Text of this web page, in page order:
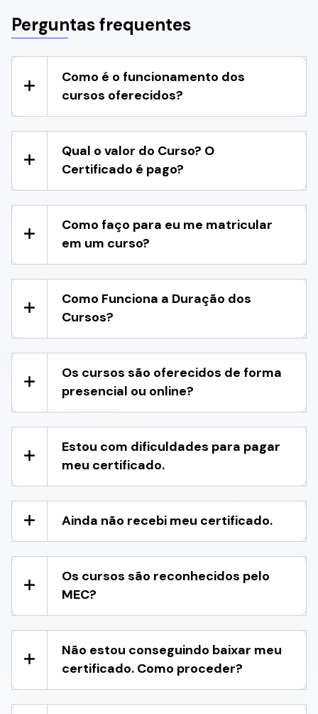
Perguntas frequentes
Como é o funcionamento dos
cursos oferecidos?
Qual o valor do Curso? O
Certificado é pago?
Como faço para eu me matricular
em um curso?
Como Funciona a Duração dos
Cursos?
Os cursos são oferecidos de forma
presencial ou online?
Estou com dificuldades para pagar
meu certificado.
Ainda não recebi meu certificado.
Os cursos são reconhecidos pelo
MEC?
Não estou conseguindo baixar meu
certificado. Como proceder?